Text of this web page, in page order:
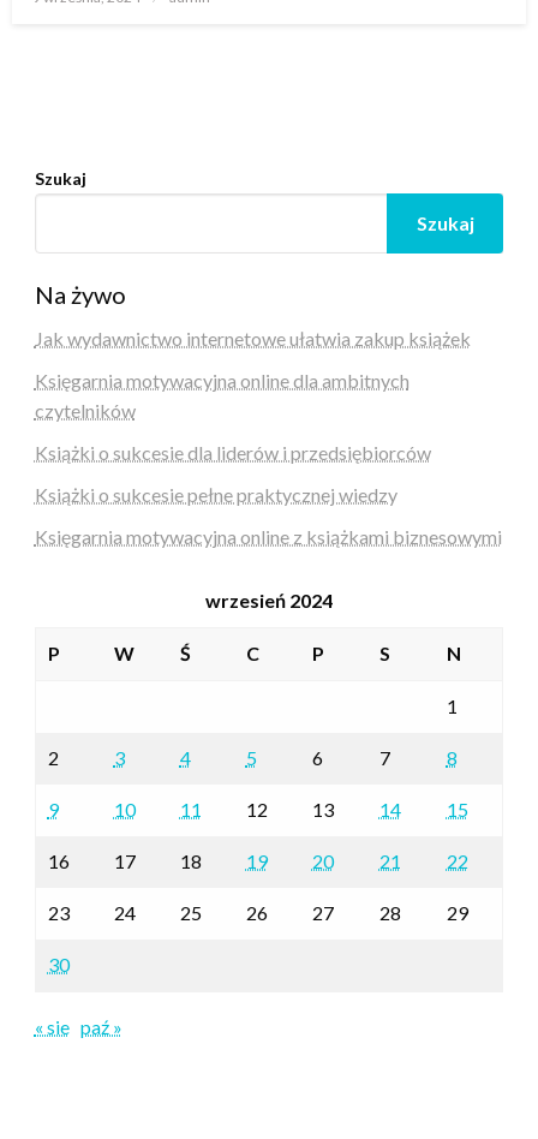
Szukaj
Szukaj
Na żywo
Jak wydawnictwo internetowe ułatwia zakup książek
Księgarnia motywacyjna online dla ambitnych
czytelników
Książki o sukcesie dla liderów i przedsiębiorców
Książki o sukcesie pełne praktycznej wiedzy
Księgarnia motywacyjna online z książkami biznesowymi
wrzesień 2024
P W Ś C P S N
1
2 3 4 5 6 7 8
9 10 11 12 13 14 15
16 17 18 19 20 21 22
23 24 25 26 27 28 29
30
« sie paź »